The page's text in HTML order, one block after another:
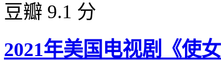
豆瓣 9.1 分
2021年美国电视剧《使